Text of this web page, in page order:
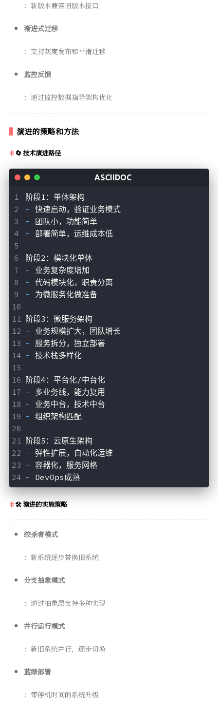
：新版本兼容旧版本接口
渐进式迁移
：支持灰度发布和平滑迁移
监控反馈
：通过监控数据指导架构优化
演进的策略和方法
🔄 技术演进路径
阶段1：单体架构
- 快速启动，验证业务模式
- 团队小，功能简单
- 部署简单，运维成本低
阶段2：模块化单体
- 业务复杂度增加
- 代码模块化，职责分离
- 为微服务化做准备
阶段3：微服务架构
- 业务规模扩大，团队增长
- 服务拆分，独立部署
- 技术栈多样化
阶段4：平台化/中台化
- 多业务线，能力复用
- 业务中台，技术中台
- 组织架构匹配
阶段5：云原生架构
- 弹性扩展，自动化运维
- 容器化，服务网格
- DevOps成熟
🛠️ 演进的实施策略
绞杀者模式
：新系统逐步替换旧系统
分支抽象模式
：通过抽象层支持多种实现
并行运行模式
：新旧系统并行，逐步切换
蓝绿部署
：零停机时间的系统升级